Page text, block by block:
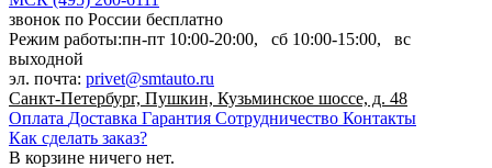
звонок по России бесплатно
Режим работы:пн-пт 10:00-20:00, сб 10:00-15:00, вс
выходной
эл. почта: privet@smtauto.ru
Санкт-Петербург, Пушкин, Кузьминское шоссе, д. 48
Оплата Доставка Гарантия Сотрудничество Контакты
Как сделать заказ?
В корзине ничего нет.